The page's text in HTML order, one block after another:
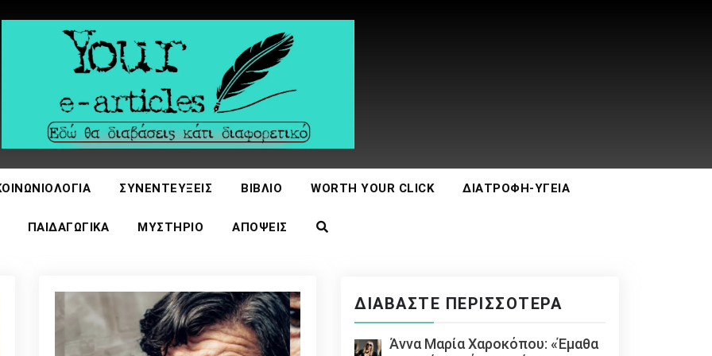
ΣΥΝΕΝΤΕΎΞΕΙΣ ΒΙΒΛΊΟ WORTH YOUR CLICK ΔΙΑΤΡΟΦΉ-ΥΓΕΊΑ
ΠΑΙΔΑΓΩΓΙΚΆ ΜΥΣΤΉΡΙΟ ΑΠΌΨΕΙΣ
ΔΙΑΒΆΣΤΕ ΠΕΡΙΣΣΌΤΕΡΑ
Άννα Μαρία Χαροκόπου: «Έμαθα